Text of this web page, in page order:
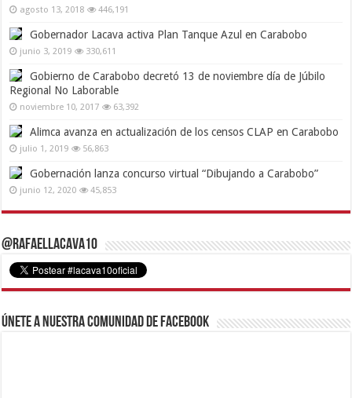
agosto 13, 2018 446,191
Gobernador Lacava activa Plan Tanque Azul en Carabobo
junio 3, 2019 330,611
Gobierno de Carabobo decretó 13 de noviembre día de Júbilo
Regional No Laborable
noviembre 10, 2017 63,392
Alimca avanza en actualización de los censos CLAP en Carabobo
julio 1, 2019 56,863
Gobernación lanza concurso virtual “Dibujando a Carabobo”
junio 12, 2020 45,853
@RafaelLacava10
Únete a nuestra comunidad de Facebook